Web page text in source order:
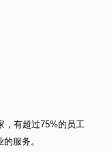
，有超过75%的员工
服务。